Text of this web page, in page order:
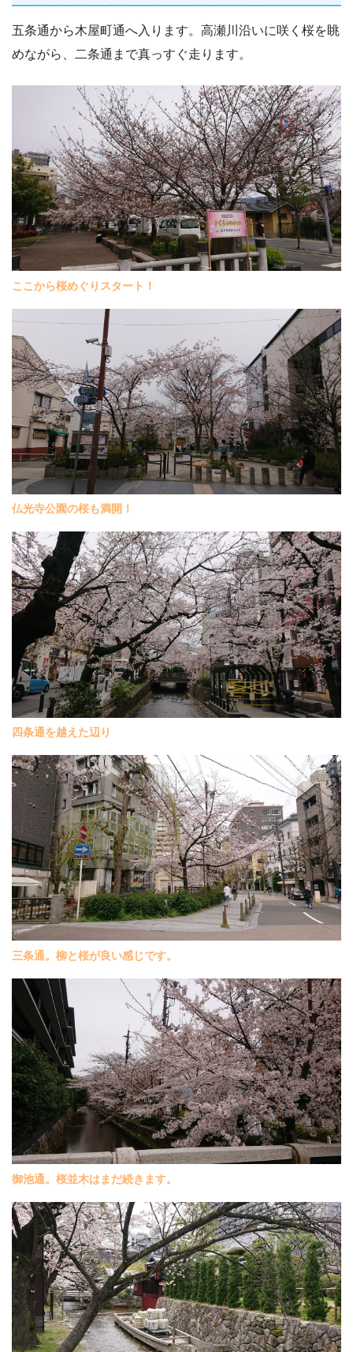
五条通から木屋町通へ入ります。高瀬川沿いに咲く桜を眺
めながら、二条通まで真っすぐ走ります。
ここから桜めぐりスタート！
仏光寺公園の桜も満開！
四条通を越えた辺り
三条通。柳と桜が良い感じです。
御池通。桜並木はまだ続きます。